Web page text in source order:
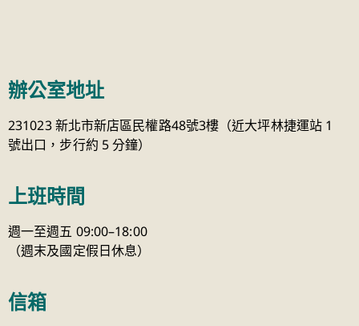
辦公室地址
231023 新北市新店區民權路48號3樓（近大坪林捷運站 1
號出口，步行約 5 分鐘）
上班時間
週一至週五 09:00–18:00
（週末及國定假日休息）
信箱